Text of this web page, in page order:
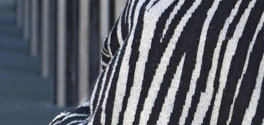
Kathy J-L
Hauteur
Poitrine89 cm Taille 77 cm Hanches106 cm
CheveuxChâtains Foncés, Noirs YeuxMarrons
Télécharger le pdf